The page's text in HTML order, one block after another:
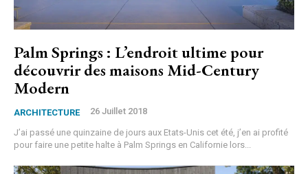
Palm Springs : L’endroit ultime pour
découvrir des maisons Mid-Century
Modern
ARCHITECTURE 26 Juillet 2018
J’ai passé une quinzaine de jours aux Etats-Unis cet été, j’en ai profité
pour faire une petite halte à Palm Springs en Californie lors...